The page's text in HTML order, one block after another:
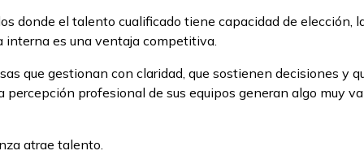
donde el talento cualificado tiene capacidad de elección,
interna es una ventaja competitiva.
que gestionan con claridad, que sostienen decisiones y
percepción profesional de sus equipos generan algo muy
atrae talento.